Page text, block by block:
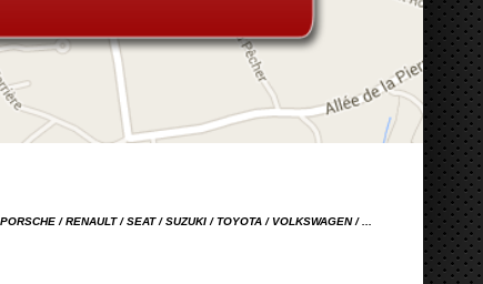
/ RENAULT / SEAT / SUZUKI / TOYOTA / VOLKSWAGEN / ...